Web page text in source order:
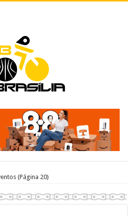
(Página 20)